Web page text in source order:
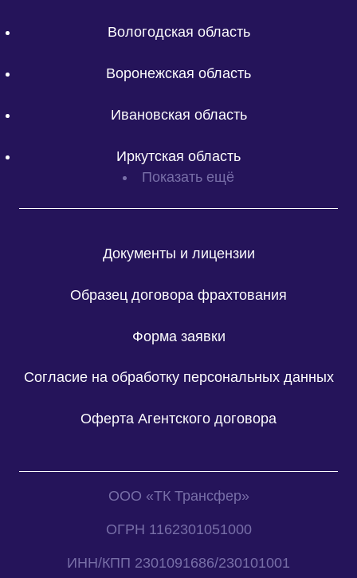
Вологодская область
Воронежская область
Ивановская область
Иркутская область
Показать ещё
Документы и лицензии
Образец договора фрахтования
Форма заявки
Согласие на обработку персональных данных
Оферта Агентского договора
ООО «ТК Трансфер»
ОГРН 1162301051000
ИНН/КПП 2301091686/230101001